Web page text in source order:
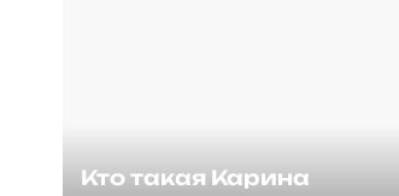
Кто такая Карина